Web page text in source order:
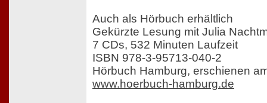
Auch als Hörbuch erhältlich
Gekürzte Lesung mit Julia
7 CDs, 532 Minuten Laufzeit
ISBN 978-3-95713-040-2
Hörbuch Hamburg, erschienen
www.hoerbuch-hamburg.de